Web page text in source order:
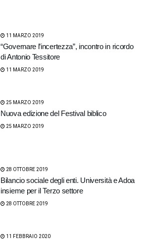
11 MARZO 2019
“Governare l’incertezza”, incontro in ricordo
di Antonio Tessitore
11 MARZO 2019
25 MARZO 2019
Nuova edizione del Festival biblico
25 MARZO 2019
28 OTTOBRE 2019
Bilancio sociale degli enti. Università e Adoa
insieme per il Terzo settore
28 OTTOBRE 2019
11 FEBBRAIO 2020